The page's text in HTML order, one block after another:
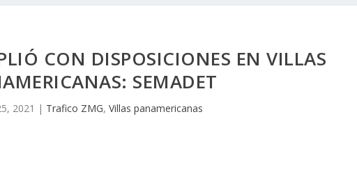
CON DISPOSICIONES EN VILLAS
SEMADET
2021 | Trafico ZMG,Villas panamericanas